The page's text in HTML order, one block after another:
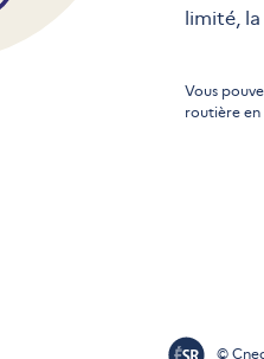
limité,
Vous
routière en
©